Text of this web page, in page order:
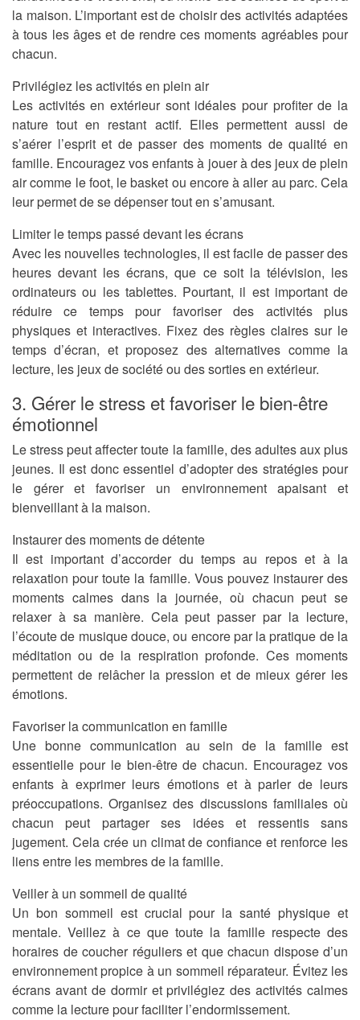
la maison. L’important est de choisir des activités adaptées
à tous les âges et de rendre ces moments agréables pour
chacun.
Privilégiez les activités en plein air
Les activités en extérieur sont idéales pour profiter de la
nature tout en restant actif. Elles permettent aussi de
s’aérer l’esprit et de passer des moments de qualité en
famille. Encouragez vos enfants à jouer à des jeux de plein
air comme le foot, le basket ou encore à aller au parc. Cela
leur permet de se dépenser tout en s’amusant.
Limiter le temps passé devant les écrans
Avec les nouvelles technologies, il est facile de passer des
heures devant les écrans, que ce soit la télévision, les
ordinateurs ou les tablettes. Pourtant, il est important de
réduire ce temps pour favoriser des activités plus
physiques et interactives. Fixez des règles claires sur le
temps d’écran, et proposez des alternatives comme la
lecture, les jeux de société ou des sorties en extérieur.
3. Gérer le stress et favoriser le bien-être
émotionnel
Le stress peut affecter toute la famille, des adultes aux plus
jeunes. Il est donc essentiel d’adopter des stratégies pour
le gérer et favoriser un environnement apaisant et
bienveillant à la maison.
Instaurer des moments de détente
Il est important d’accorder du temps au repos et à la
relaxation pour toute la famille. Vous pouvez instaurer des
moments calmes dans la journée, où chacun peut se
relaxer à sa manière. Cela peut passer par la lecture,
l’écoute de musique douce, ou encore par la pratique de la
méditation ou de la respiration profonde. Ces moments
permettent de relâcher la pression et de mieux gérer les
émotions.
Favoriser la communication en famille
Une bonne communication au sein de la famille est
essentielle pour le bien-être de chacun. Encouragez vos
enfants à exprimer leurs émotions et à parler de leurs
préoccupations. Organisez des discussions familiales où
chacun peut partager ses idées et ressentis sans
jugement. Cela crée un climat de confiance et renforce les
liens entre les membres de la famille.
Veiller à un sommeil de qualité
Un bon sommeil est crucial pour la santé physique et
mentale. Veillez à ce que toute la famille respecte des
horaires de coucher réguliers et que chacun dispose d’un
environnement propice à un sommeil réparateur. Évitez les
écrans avant de dormir et privilégiez des activités calmes
comme la lecture pour faciliter l’endormissement.